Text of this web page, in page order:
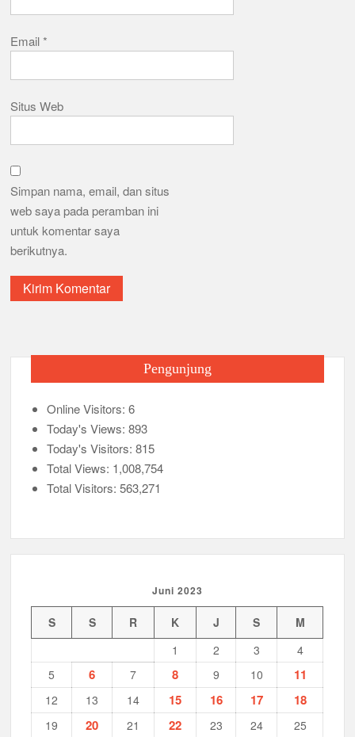
Email*
Situs Web
Simpan nama, email, dan situs
web saya pada peramban ini
untuk komentar saya
berikutnya.
Pengunjung
Online Visitors:6
Today's Views:893
Today's Visitors:815
Total Views: 1,008,754
Total Visitors:563,271
Juni 2023
S S R K J S
M
1
2 3
4
5
6 7 8 9 10 11
12 13 14 15 16 17 18
19 20 21 22 23 24 25